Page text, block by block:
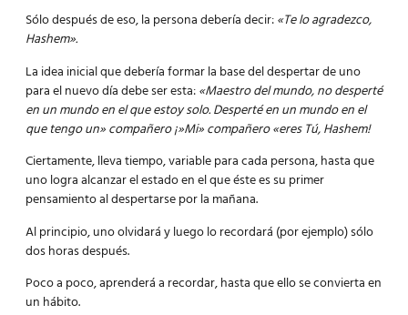
Sólo después de eso, la persona debería decir:«Te lo agradezco,
Hashem».
La idea inicial que debería formar la base del despertar de uno
para el nuevo día debe ser esta:«Maestro del mundo, no desperté
en un mundo en el que estoy solo. Desperté en un mundo en el
que tengo un» compañero ¡»Mi» compañero «eres Tú, Hashem!
Ciertamente, lleva tiempo, variable para cada persona, hasta que
uno logra alcanzar el estado en el que éste es su primer
pensamiento al despertarse por la mañana.
Al principio, uno olvidará y luego lo recordará (por ejemplo) sólo
dos horas después.
Poco a poco, aprenderá a recordar, hasta que ello se convierta en
un hábito.